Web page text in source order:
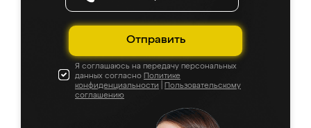
Отправить
Я соглашаюсь на передачу персональных
данных согласно Политике
конфиденциальности
Пользовательскому
соглашению